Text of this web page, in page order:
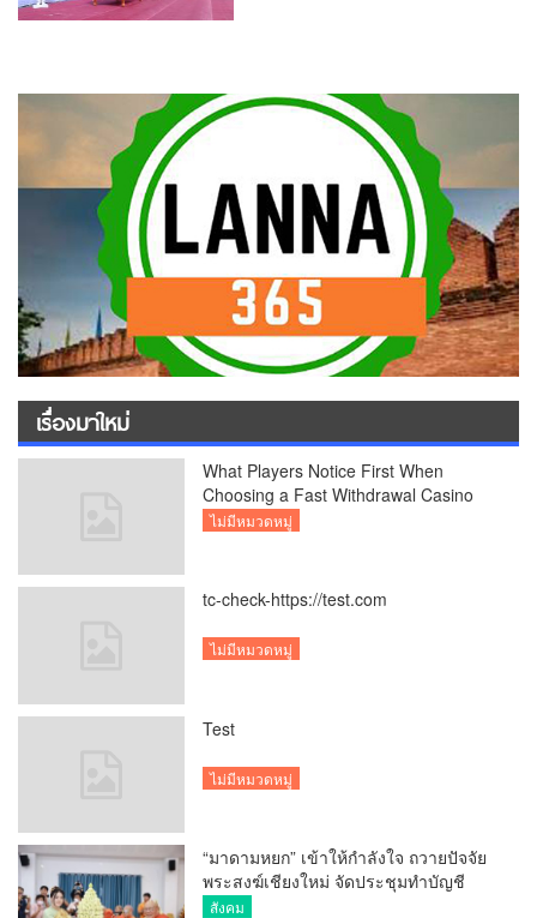
เรื่องมาใหม่
What Players Notice First When
Choosing a Fast Withdrawal Casino
UK
ไม่มีหมวดหมู่
tc-check-https://test.com
ไม่มีหมวดหมู่
Test
ไม่มีหมวดหมู่
“มาดามหยก” เข้าให้กำลังใจ ถวายปัจจัย
พระสงฆ์เชียงใหม่ จัดประชุมทำบัญชี
รายรับรายจ่ายของวัด กว่า 300 รูป ที่วัด
สังคม